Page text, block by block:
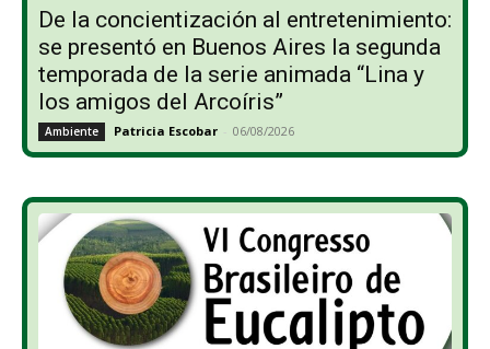
De la concientización al entretenimiento:
se presentó en Buenos Aires la segunda
temporada de la serie animada “Lina y
los amigos del Arcoíris”
Ambiente Patricia Escobar - 06/08/2026